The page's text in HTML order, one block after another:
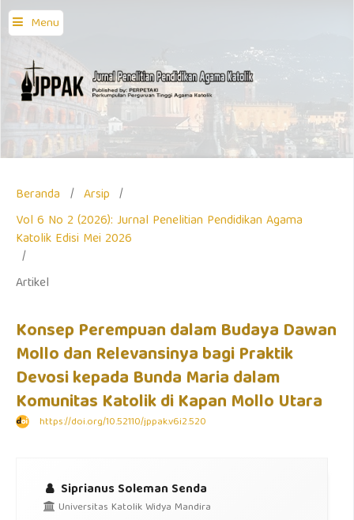
Menu
Beranda / Arsip /
Vol 6 No 2 (2026): Jurnal Penelitian Pendidikan Agama
Katolik Edisi Mei 2026
/
Artikel
Konsep Perempuan dalam Budaya Dawan
Mollo dan Relevansinya bagi Praktik
Devosi kepada Bunda Maria dalam
Komunitas Katolik di Kapan Mollo Utara
https://doi.org/10.52110/jppak.v6i2.520
Siprianus Soleman Senda
Universitas Katolik Widya Mandira